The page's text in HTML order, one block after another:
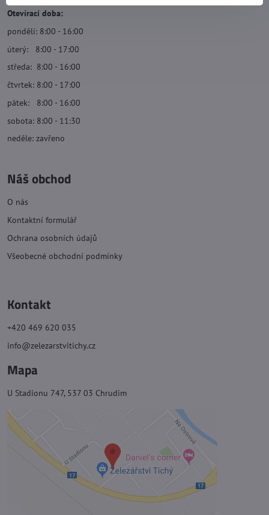
Otevírací doba:
pondělí: 8:00 - 16:00
úterý: 8:00 - 17:00
středa: 8:00 - 16:00
čtvrtek: 8:00 - 17:00
pátek: 8:00 - 16:00
sobota: 8:00 - 11:30
neděle: zavřeno
Náš obchod
O nás
Kontaktní formulář
Ochrana osobních údajů
Všeobecné obchodní podmínky
Kontakt
+420 469 620 035
info@zelezarstvitichy.cz
Mapa
U Stadionu 747, 537 03 Chrudim